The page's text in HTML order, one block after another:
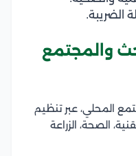
الضريبة.
والمجتمع
المحلي، عبر تنظيم
الصحة، الزراعة